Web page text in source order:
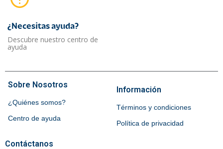
¿Necesitas ayuda?​
Descubre nuestro centro de
ayuda
Sobre Nosotros
¿Quiénes somos?
Centro de ayuda
Información
Términos y condiciones
Política de privacidad
Contáctanos